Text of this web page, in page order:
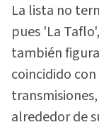
La lista no
pues 'La
también
coincidido
alrededor de